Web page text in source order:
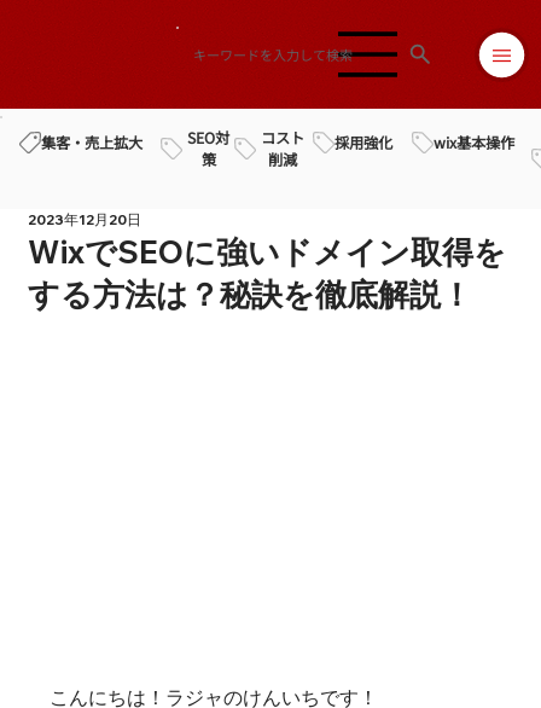
集客・売上拡大
SEO対
策
コスト
削減
採用強化 wix基本操作
WixでSEOに強いドメイン取得を
する方法は？秘訣を徹底解説！
2023年12月20日
こんにちは！ラジャのけんいちです！